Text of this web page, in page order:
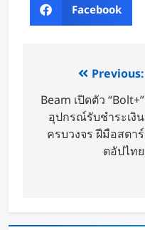
Facebook
Previous:
Beam เปิดตัว “Bolt+”
อุปกรณ์รับชำระเงิน
ครบวงจร ฝีมือสตาร์
ตอัปไทย